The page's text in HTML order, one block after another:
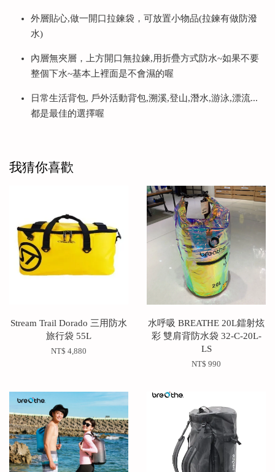
外層貼心,做一開口拉鍊袋，可放置小物品(拉鍊有做防潑
水)
內層無夾層，上方開口無拉鍊,用折疊方式防水~如果不要
整個下水~基本上裡面是不會濕的喔
日常生活背包, 戶外活動背包,溯溪,登山,潛水,游泳,漂流...
都是最佳的選擇喔
我猜你喜歡
Stream Trail Dorado 三用防水
旅行袋 55L
NT$ 4,880
水呼吸 BREATHE 20L鐳射炫
彩 雙肩背防水袋 32-C-20L-
LS
NT$ 990